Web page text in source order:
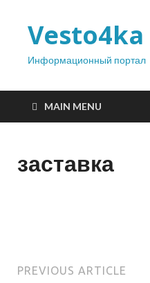
Vesto4ka
Информационный портал
MAIN MENU
заставка
PREVIOUS ARTICLE